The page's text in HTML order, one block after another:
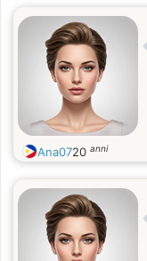
Ana0720 anni